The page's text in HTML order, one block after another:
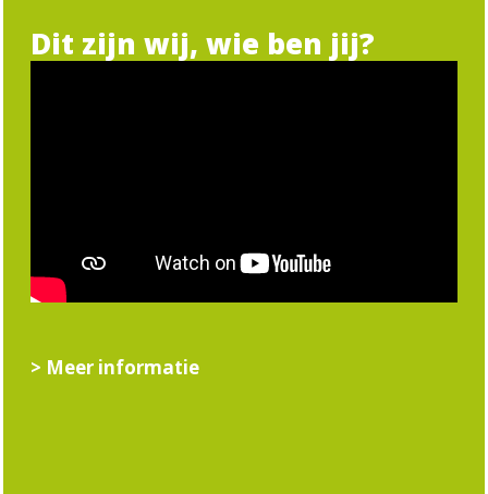
Dit zijn wij, wie ben jij?
> Meer informatie